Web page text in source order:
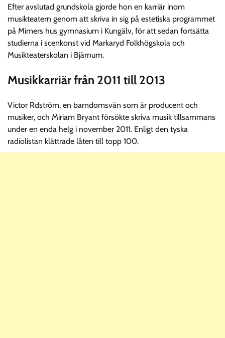
Efter avslutad grundskola gjorde hon en karriär inom
musikteatern genom att skriva in sig på estetiska programmet
på Mimers hus gymnasium i Kungälv, för att sedan fortsätta
studierna i scenkonst vid Markaryd Folkhögskola och
Musikteaterskolan i Bjärnum.
Musikkarriär från 2011 till 2013
Victor Rdström, en barndomsvän som är producent och
musiker, och Miriam Bryant försökte skriva musik tillsammans
under en enda helg i november 2011. Enligt den tyska
radiolistan klättrade låten till topp 100.